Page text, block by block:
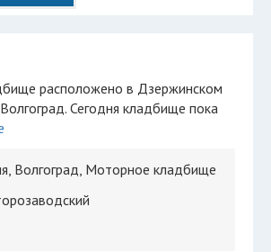
Сегодня кладбище пока
Волгоград, Моторное кладбище